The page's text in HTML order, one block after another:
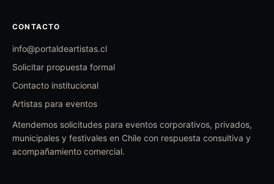
CONTACTO
info@portaldeartistas.cl
Solicitar propuesta formal
Contacto institucional
Artistas para eventos
Atendemos solicitudes para eventos corporativos, privados,
municipales y festivales en Chile con respuesta consultiva y
acompañamiento comercial.